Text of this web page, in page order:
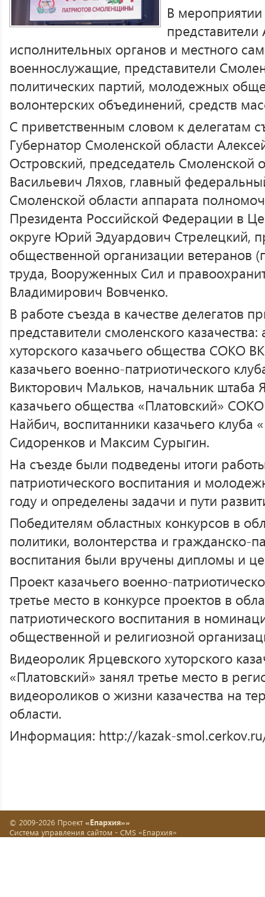
В
исполнительных органов и местного
военнослужащие, представители
политических партий, молодежных
волонтерских объединений, средств
С приветственным словом к делегатам
Губернатор Смоленской области
Островский, председатель
Васильевич Ляхов, главный
Смоленской области аппарата
Президента Российской Федерации в
округе Юрий Эдуардович Стрелецкий,
общественной организации ветеранов
труда, Вооруженных Сил и
Владимирович Вовченко.
В работе съезда в качестве делегатов
представители смоленского
хуторского казачьего общества СОКО
казачьего военно-патриотического
Викторович Мальков, начальник штаба
казачьего общества «Платовский»
Найбич, воспитанники казачьего клуба
Сидоренков и Максим Сурыгин.
На съезде были подведены итоги
патриотического воспитания и
году и определены задачи и пути
Победителям областных конкурсов в
политики, волонтерства и гражданско-
воспитания были вручены дипломы и
Проект казачьего военно-
третье место в конкурсе проектов в
патриотического воспитания в
общественной и религиозной
Видеоролик Ярцевского хуторского
«Платовский» занял третье место в
видеороликов о жизни казачества на
области.
Информация: http://kazak-
© 2009-2026 Проект «Епархия»»
Система управления сайтом - CMS «Епархия»